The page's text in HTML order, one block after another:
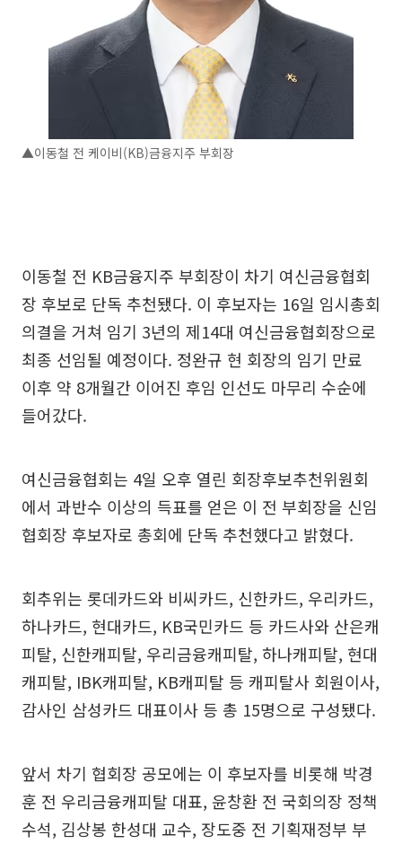
▲이동철 전 케이비(KB)금융지주 부회장
이동철 전 KB금융지주 부회장이 차기 여신금융협회
장 후보로 단독 추천됐다. 이 후보자는 16일 임시총회
의결을 거쳐 임기 3년의 제14대 여신금융협회장으로
최종 선임될 예정이다. 정완규 현 회장의 임기 만료
이후 약 8개월간 이어진 후임 인선도 마무리 수순에
들어갔다.
여신금융협회는 4일 오후 열린 회장후보추천위원회
에서 과반수 이상의 득표를 얻은 이 전 부회장을 신임
협회장 후보자로 총회에 단독 추천했다고 밝혔다.
회추위는 롯데카드와 비씨카드, 신한카드, 우리카드,
하나카드, 현대카드, KB국민카드 등 카드사와 산은캐
피탈, 신한캐피탈, 우리금융캐피탈, 하나캐피탈, 현대
캐피탈, IBK캐피탈, KB캐피탈 등 캐피탈사 회원이사,
감사인 삼성카드 대표이사 등 총 15명으로 구성됐다.
앞서 차기 협회장 공모에는 이 후보자를 비롯해 박경
훈 전 우리금융캐피탈 대표, 윤창환 전 국회의장 정책
수석, 김상봉 한성대 교수, 장도중 전 기획재정부 부